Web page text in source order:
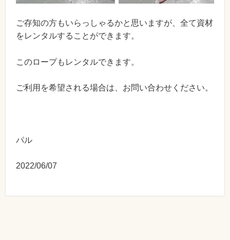
ご存知の方もいらっしゃるかと思いますが、全て資材
をレンタルすることができます。
このロープもレンタルできます。
ご利用を希望される場合は、お問い合わせください。
パル
2022/06/07